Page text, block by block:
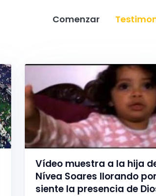
Comenzar
Vídeo muestra a la hija
Nívea Soares llorando
siente la presencia de